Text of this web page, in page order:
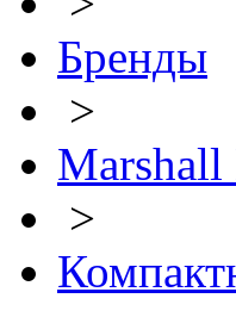
Бренды
>
Marshall
>